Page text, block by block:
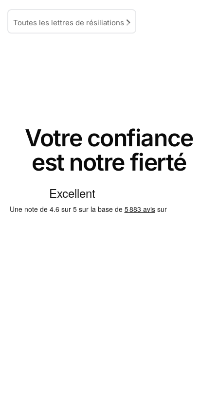
Toutes les lettres de résiliations
Votre confiance
est notre fierté